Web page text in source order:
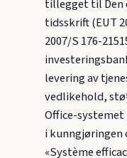
tillegget til Den
tidsskrift (EUT
2007/S 176-
levering av
vedlikehold,
Office-
i kunngjøringen
«Système